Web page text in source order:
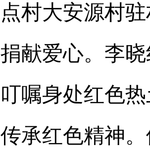
村大安源村
献爱心。李
嘱身处红色
承红色精神